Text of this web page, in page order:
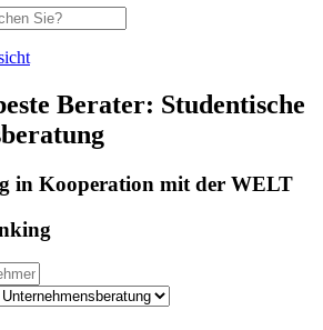
Berater: Studentische
in Kooperation mit der WELT